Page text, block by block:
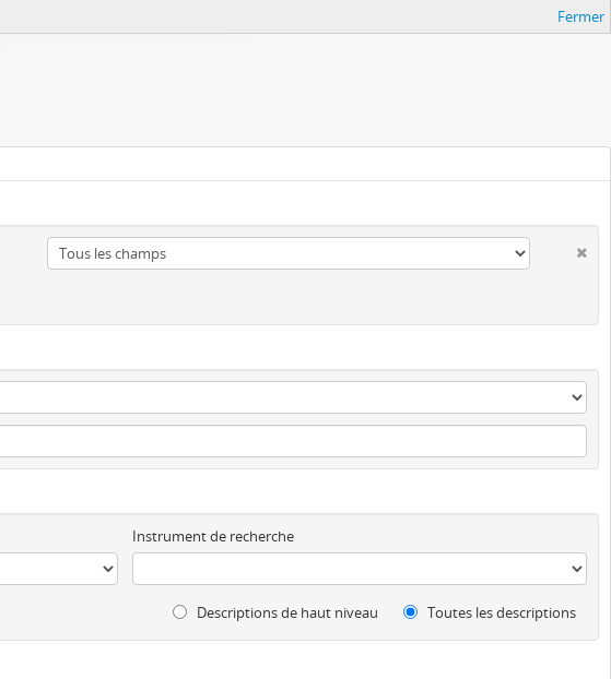
Fermer
Instrument de recherche
Descriptions de haut niveau Toutes les descriptions